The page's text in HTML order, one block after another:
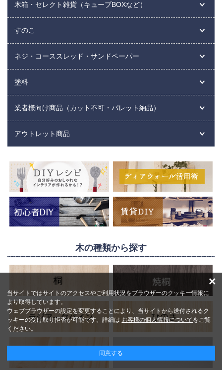
木箱・セレクト雑貨（キューブBOXなど）
すのこ
ネジ・コーススレッド・サンドペーパー
塗料
業者様向け商品（カット不可・パレット納品）
アウトレット商品
木の種類から探す
当サイトではサイトのアクセスやご利用状況をブラウザーのクッキー情報に
より取得しています。
ウェブブラウザーの設定を変更することにより、当サイトから送付されるク
ッキーの受け取り拒否が可能です。詳細は お客様の個人情報についてをご覧
ください。
同意する
×